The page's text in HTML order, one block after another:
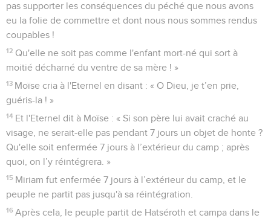
pas supporter les conséquences du péché que nous avons
eu la folie de commettre et dont nous nous sommes rendus
coupables !
12 Qu'elle ne soit pas comme l'enfant mort-né qui sort à
moitié décharné du ventre de sa mère ! »
13 Moïse cria à l'Eternel en disant : « O Dieu, je t’en prie,
guéris-la ! »
14 Et l'Eternel dit à Moïse : « Si son père lui avait craché au
visage, ne serait-elle pas pendant 7 jours un objet de honte ?
Qu'elle soit enfermée 7 jours à l’extérieur du camp ; après
quoi, on l’y réintégrera. »
15 Miriam fut enfermée 7 jours à l’extérieur du camp, et le
peuple ne partit pas jusqu'à sa réintégration.
16 Après cela, le peuple partit de Hatséroth et campa dans le